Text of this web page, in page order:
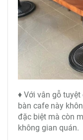
♦ Với vân gỗ
bàn cafe này
đặc biệt mà còn
không gian quán.